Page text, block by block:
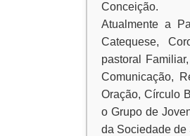
Conceição.
Atualmente a
Catequese,
pastoral
Comunicação,
Oração, Círculo
o Grupo de
da Sociedade de